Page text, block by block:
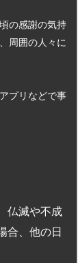
の感謝の気持
周囲の人々に
プリなどで事
仏滅や不成
合、他の日